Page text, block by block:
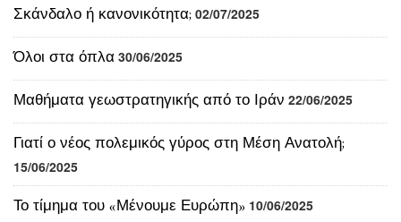
Σκάνδαλο ή κανονικότητα; 02/07/2025
Όλοι στα όπλα 30/06/2025
Μαθήματα γεωστρατηγικής από το Ιράν 22/06/2025
Γιατί ο νέος πολεμικός γύρος στη Μέση Ανατολή;
15/06/2025
Το τίμημα του «Μένουμε Ευρώπη» 10/06/2025